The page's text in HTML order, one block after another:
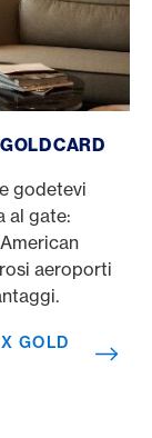
CARD
godetevi
al gate:
aeroporti
GOLD